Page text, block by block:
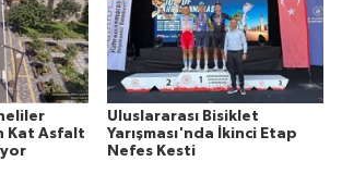
Kat Asfalt
Uluslararası Bisiklet
Yarışması'nda İkinci Etap
Nefes Kesti